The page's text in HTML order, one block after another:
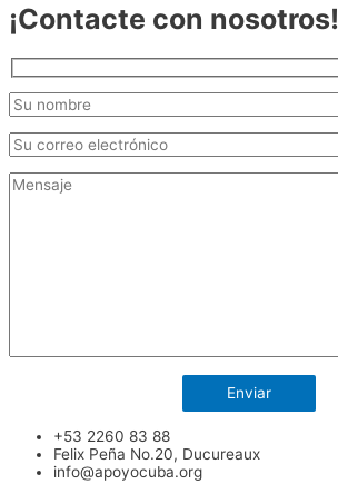
¡Contacte con nosotros!
+53 2260 83 88
Felix Peña No.20, Ducureaux
info@apoyocuba.org